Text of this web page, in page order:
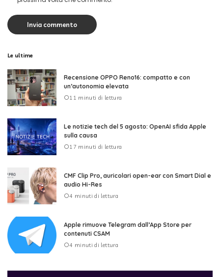
Le ultime
Recensione OPPO Reno16: compatto e con
un’autonomia elevata
11 minuti di lettura
Le notizie tech del 5 agosto: OpenAI sfida Apple
sulla causa
17 minuti di lettura
CMF Clip Pro, auricolari open-ear con Smart Dial e
audio Hi-Res
4 minuti di lettura
Apple rimuove Telegram dall’App Store per
contenuti CSAM
4 minuti di lettura